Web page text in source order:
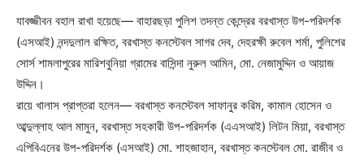
যাবজ্জীবন বহাল রাখা হয়েছে— বাহারছড়া পুলিশ তদন্ত কেন্দ্রের বরখাস্ত উপ-পরিদর্শক
(এসআই) নন্দদুলাল রক্ষিত, বরখাস্ত কনস্টেবল সাগর দেব, দেহরক্ষী রুবেল শর্মা, পুলিশের
সোর্স শামলাপুরের মারিশবুনিয়া গ্রামের বাসিন্দা নুরুল আমিন, মো. নেজামুদ্দিন ও আয়াজ
উদ্দিন।
রায়ে খালাস প্রাপ্তরা হলেন— বরখাস্ত কনস্টেবল সাফানুর করিম, কামাল হোসেন ও
আব্দুল্লাহ আল মামুন, বরখাস্ত সহকারী উপ-পরিদর্শক (এএসআই) লিটন মিয়া, বরখাস্ত
এপিবিএনের উপ-পরিদর্শক (এসআই) মো. শাহজাহান, বরখাস্ত কনস্টেবল মো. রাজীব ও